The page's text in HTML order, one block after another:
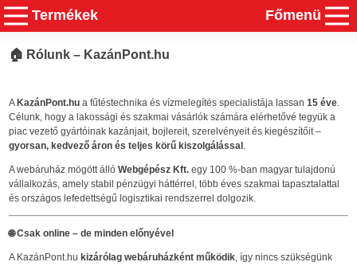
Termékek Főmenü
🏠 Rólunk – KazánPont.hu
A KazánPont.hu a fűtéstechnika és vízmelegítés specialistája lassan 15 éve.
Célunk, hogy a lakossági és szakmai vásárlók számára elérhetővé tegyük a
piac vezető gyártóinak kazánjait, bojlereit, szerelvényeit és kiegészítőit –
gyorsan, kedvező áron és teljes körű kiszolgálással .
A webáruház mögött állóWebgépész Kft. egy 100 %-ban magyar tulajdonú
vállalkozás, amely stabil pénzügyi háttérrel, több éves szakmai tapasztalattal
és országos lefedettségű logisztikai rendszerrel dolgozik.
🌐Csak online – de minden előnyével
A KazánPont.hu kizárólag webáruházként működik, így nincs szükségünk